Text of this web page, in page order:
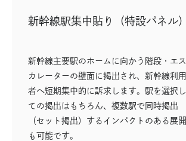
新幹線駅集中貼り（特設パネル）
新幹線主要駅のホームに向かう階段・エス
カレーターの壁面に掲出され、新幹線利用
者へ短期集中的に訴求します。駅を選択し
ての掲出はもちろん、複数駅で同時掲出
（セット掲出）するインパクトのある展開
も可能です。